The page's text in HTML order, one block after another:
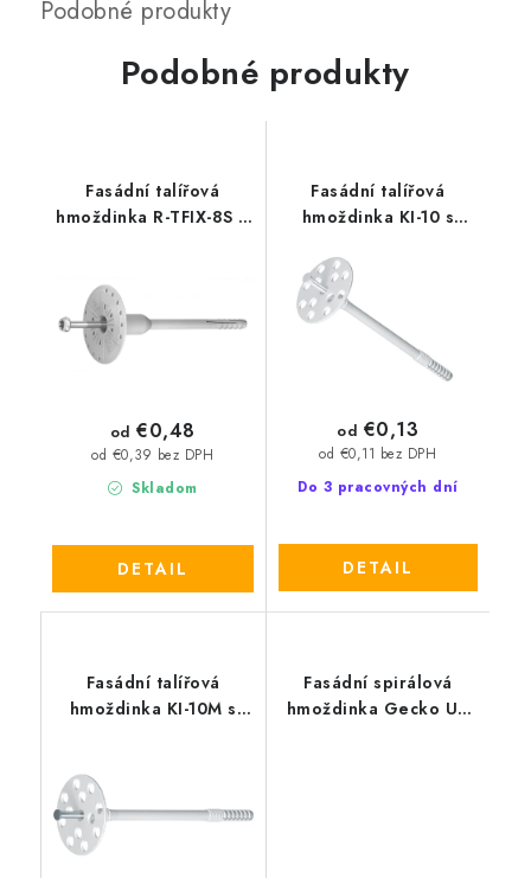
Podobné produkty
Fasádní talířová
hmoždinka R-TFIX-8S X
Skladom
od €0,39 bez DPH
od €0,48
DETAIL
Fasádní talířová
hmoždinka KI-10 s
trnem
Do 3 pracovných dní
od €0,11 bez DPH
od €0,13
DETAIL
Fasádní talířová
hmoždinka KI-10M s
Fasádní spirálová
hmoždinka Gecko U8